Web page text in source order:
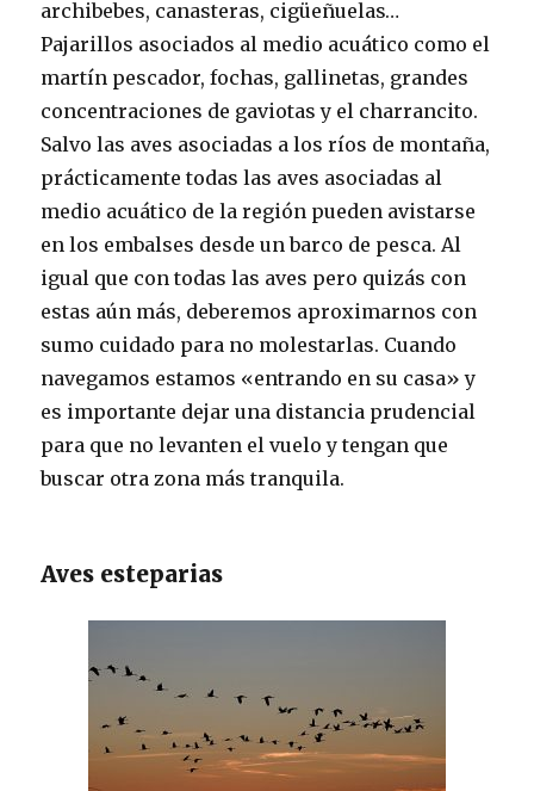
archibebes, canasteras, cigüeñuelas…
Pajarillos asociados al medio acuático como el
martín pescador, fochas, gallinetas, grandes
concentraciones de gaviotas y el charrancito.
Salvo las aves asociadas a los ríos de montaña,
prácticamente todas las aves asociadas al
medio acuático de la región pueden avistarse
en los embalses desde un barco de pesca. Al
igual que con todas las aves pero quizás con
estas aún más, deberemos aproximarnos con
sumo cuidado para no molestarlas. Cuando
navegamos estamos «entrando en su casa» y
es importante dejar una distancia prudencial
para que no levanten el vuelo y tengan que
buscar otra zona más tranquila.
Aves esteparias